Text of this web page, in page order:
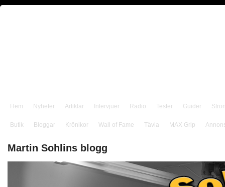
Hem Nyheter Artiklar Intervjuer Radio Tester Guider
Butik Bloggar Krönikor Wall of Fame Tävla MAX Grip
Martin Sohlins blogg